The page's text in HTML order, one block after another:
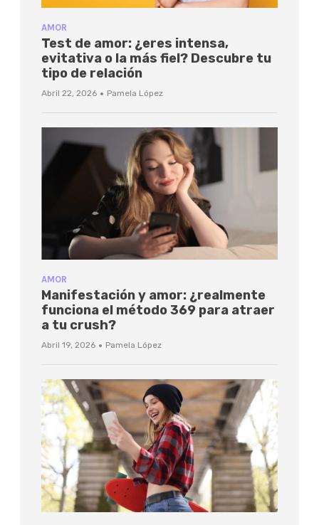
AMOR
Test de amor: ¿eres intensa,
evitativa o la más fiel? Descubre tu
tipo de relación
Abril 22, 2026 · Pamela López
AMOR
Manifestación y amor: ¿realmente
funciona el método 369 para atraer
a tu crush?
Abril 19, 2026 · Pamela López